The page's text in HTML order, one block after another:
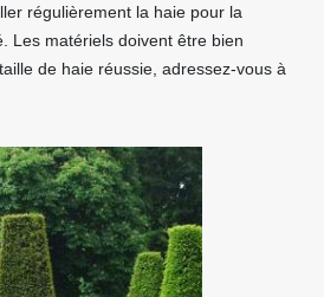
régulièrement la haie pour la
Les matériels doivent être bien
de haie réussie, adressez-vous à